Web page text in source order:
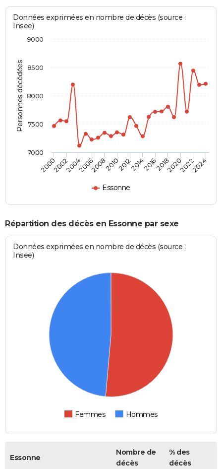
Personnes décédées
Données exprimées en nombre de décès (source :
Insee)
Essonne
2000200220042006200820102012201420162018202020222024
7000
7500
8000
8500
9000
Répartition des décès en Essonne par sexe
Données exprimées en nombre de décès (source :
Insee)
Femmes Hommes
Essonne
Nombre de
décès
% des
décès